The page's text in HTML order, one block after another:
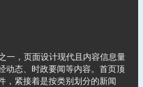
一，页面设计现代且内容信息量
动态、时政要闻等内容。首页顶
，紧接着是按类别划分的新闻